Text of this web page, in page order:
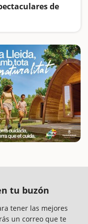
de
tu buzón
tener las mejores
un correo que te